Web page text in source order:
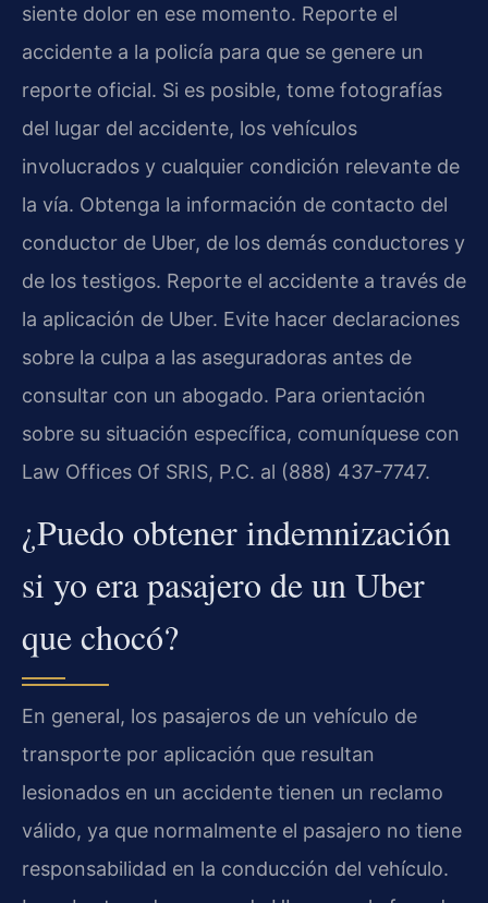
siente dolor en ese momento. Reporte el
accidente a la policía para que se genere un
reporte oficial. Si es posible, tome fotografías
del lugar del accidente, los vehículos
involucrados y cualquier condición relevante de
la vía. Obtenga la información de contacto del
conductor de Uber, de los demás conductores y
de los testigos. Reporte el accidente a través de
la aplicación de Uber. Evite hacer declaraciones
sobre la culpa a las aseguradoras antes de
consultar con un abogado. Para orientación
sobre su situación específica, comuníquese con
Law Offices Of SRIS, P.C. al (888) 437-7747.
¿Puedo obtener indemnización
si yo era pasajero de un Uber
que chocó?
En general, los pasajeros de un vehículo de
transporte por aplicación que resultan
lesionados en un accidente tienen un reclamo
válido, ya que normalmente el pasajero no tiene
responsabilidad en la conducción del vehículo.